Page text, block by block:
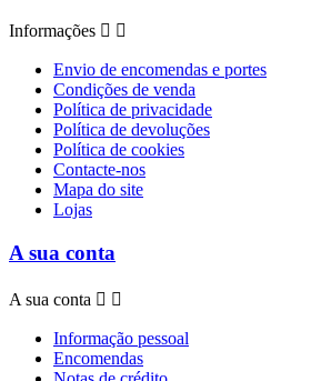
Informações  
Envio de encomendas e portes
Condições de venda
Política de privacidade
Política de devoluções
Política de cookies
Contacte-nos
Mapa do site
Lojas
A sua conta
A sua conta  
Informação pessoal
Encomendas